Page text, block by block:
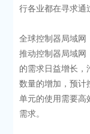
行各业都在寻求通
全球控制器局域网
推动控制器局域网
的需求日益增长，
数量的增加，预计
单元的使用需要高
需求。